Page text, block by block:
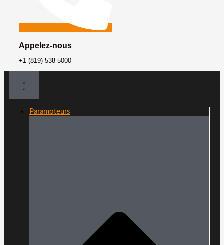
Appelez-nous
+1 (819) 538-5000
Paramoteurs